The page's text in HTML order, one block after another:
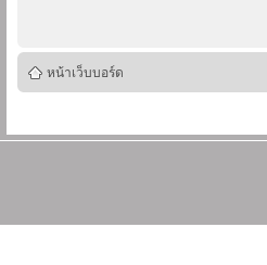
หน้าเว็บบอร์ด